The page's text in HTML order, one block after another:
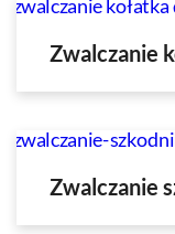
Zwalczanie
Zwalczanie